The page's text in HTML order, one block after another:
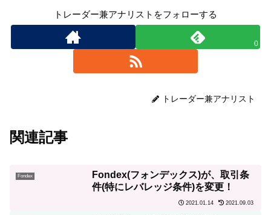
トレーダー兼アナリストをフォローする
0
トレーダー兼アナリスト
関連記事
Fondex
Fondex(フォンデックス)が、取引条
件(特にレバレッジ条件)を変更！
2021.01.14 2021.09.03